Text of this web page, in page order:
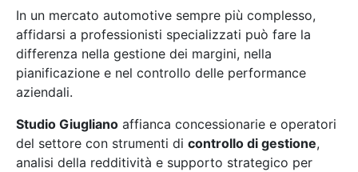
In un mercato automotive sempre più complesso,
affidarsi a professionisti specializzati può fare la
differenza nella gestione dei margini, nella
pianificazione e nel controllo delle performance
aziendali.
Studio Giugliano affianca concessionarie e operatori
del settore con strumenti di controllo di gestione,
analisi della redditività e supporto strategico per